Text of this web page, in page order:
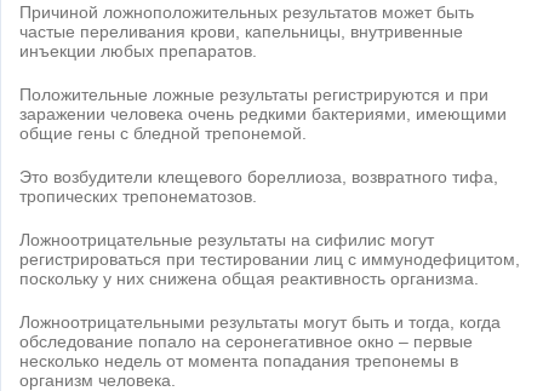
Причиной ложноположительных результатов может быть
частые переливания крови, капельницы, внутривенные
инъекции любых препаратов.
Положительные ложные результаты регистрируются и при
заражении человека очень редкими бактериями, имеющими
общие гены с бледной трепонемой.
Это возбудители клещевого бореллиоза, возвратного тифа,
тропических трепонематозов.
Ложноотрицательные результаты на сифилис могут
регистрироваться при тестировании лиц с иммунодефицитом,
поскольку у них снижена общая реактивность организма.
Ложноотрицательными результаты могут быть и тогда, когда
обследование попало на серонегативное окно – первые
несколько недель от момента попадания трепонемы в
организм человека.